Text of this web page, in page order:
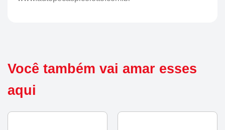
Você também vai amar esses
aqui